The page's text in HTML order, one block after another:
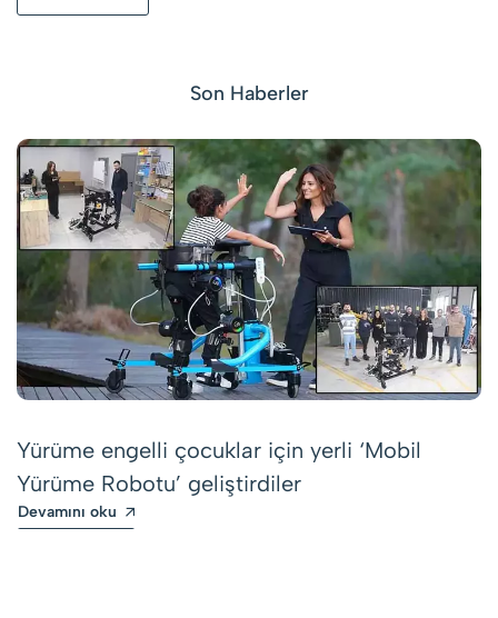
Son Haberler
Yürüme engelli çocuklar için yerli ‘Mobil
Yürüme Robotu’ geliştirdiler
Devamını oku